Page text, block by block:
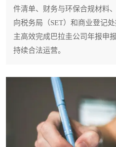
件清单、财务与环保合规材料
向税务局（SET）和商业登记
主高效完成巴拉圭公司年报申
持续合法运营。